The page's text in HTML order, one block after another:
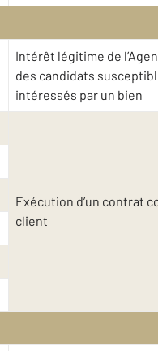
Intérêt légitime de
des candidats
intéressés par un bien
Exécution d’un contrat
client